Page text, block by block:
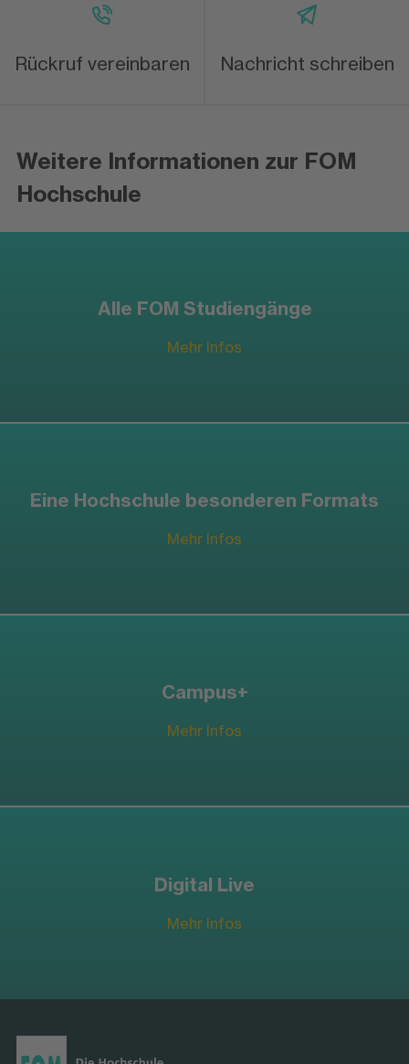
Rückruf vereinbaren Nachricht schreiben
Weitere Informationen zur FOM
Hochschule
Alle FOM Studiengänge
Mehr Infos
Eine Hochschule besonderen Formats
Mehr Infos
Campus+
Mehr Infos
Digital Live
Mehr Infos